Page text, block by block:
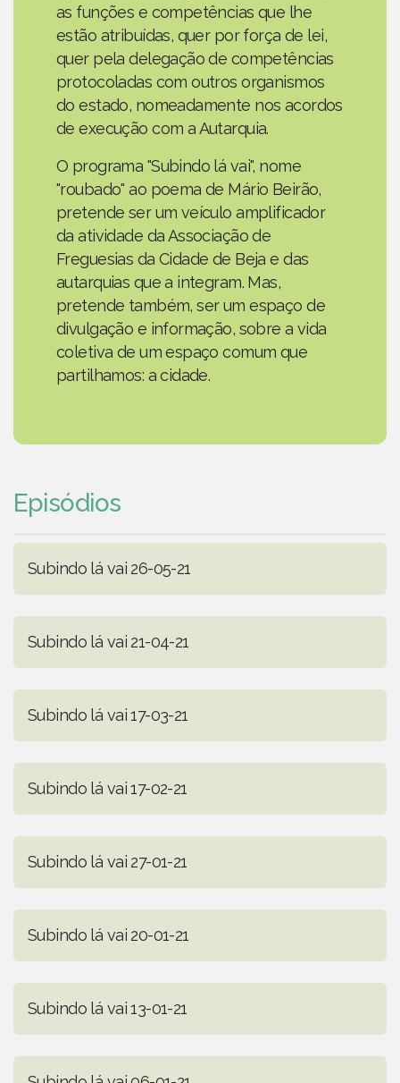
as funções e competências que lhe
estão atribuídas, quer por força de lei,
quer pela delegação de competências
protocoladas com outros organismos
do estado, nomeadamente nos acordos
de execução com a Autarquia.
O programa "Subindo lá vai", nome
"roubado" ao poema de Mário Beirão,
pretende ser um veículo amplificador
da atividade da Associação de
Freguesias da Cidade de Beja e das
autarquias que a integram. Mas,
pretende também, ser um espaço de
divulgação e informação, sobre a vida
coletiva de um espaço comum que
partilhamos: a cidade.
Episódios
Subindo lá vai 26-05-21
Subindo lá vai 21-04-21
Subindo lá vai 17-03-21
Subindo lá vai 17-02-21
Subindo lá vai 27-01-21
Subindo lá vai 20-01-21
Subindo lá vai 13-01-21